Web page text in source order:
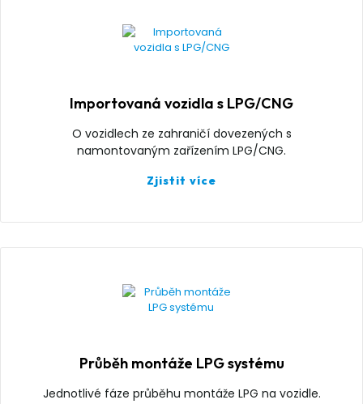
Importovaná vozidla s LPG/CNG
O vozidlech ze zahraničí dovezených s
namontovaným zařízením LPG/CNG.
Zjistit více
Průběh montáže LPG systému
Jednotlivé fáze průběhu montáže LPG na vozidle.